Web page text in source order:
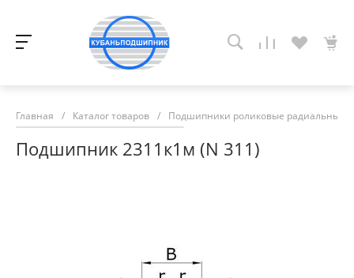
Главная / Каталог товаров / Подшипники роликовые радиальные
Подшипник 2311к1м (N 311)